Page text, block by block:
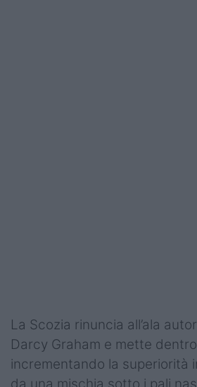
La Scozia rinuncia all’ala
Darcy Graham e mette
incrementando la superiorità